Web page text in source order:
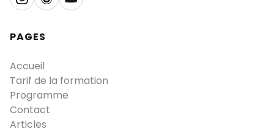
PAGES
Accueil
Tarif de la formation
Programme
Contact
Articles